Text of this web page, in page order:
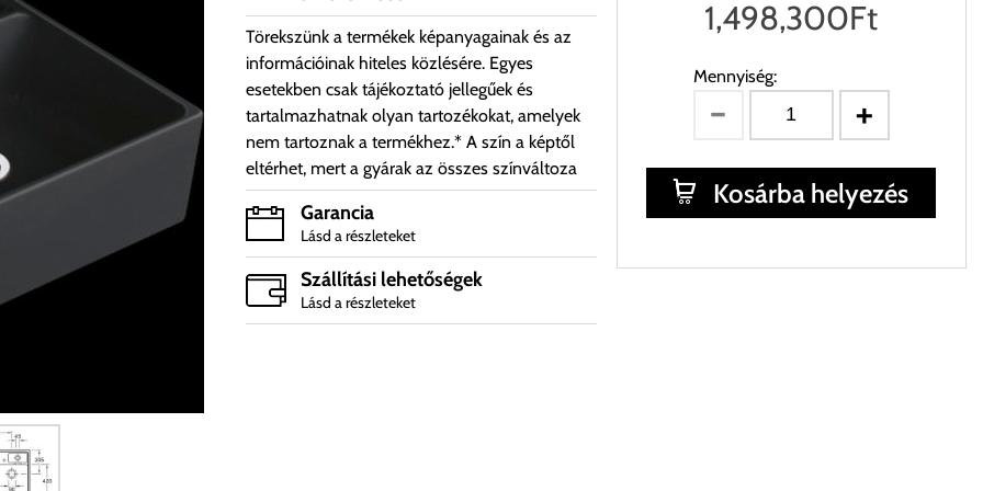
Törekszünk a termékek képanyagainak és az
információinak hiteles közlésére. Egyes
esetekben csak tájékoztató jellegűek és
tartalmazhatnak olyan tartozékokat, amelyek
nem tartoznak a termékhez.* A szín a képtől
eltérhet, mert a gyárak az összes színváltoza
Garancia
Lásd a részleteket
Szállítási lehetőségek
Lásd a részleteket
1,498,300Ft
Mennyiség:
Kosárba helyezés